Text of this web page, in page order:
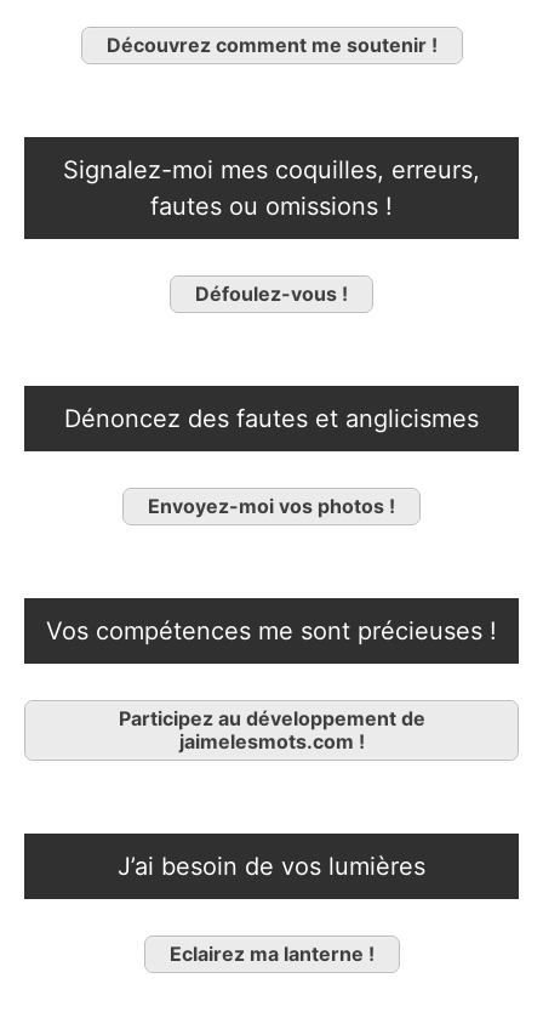
Découvrez comment me soutenir !
Signalez-moi mes coquilles, erreurs,
fautes ou omissions !
Défoulez-vous !
Dénoncez des fautes et anglicismes
Envoyez-moi vos photos !
Vos compétences me sont précieuses !
Participez au développement de
jaimelesmots.com !
J’ai besoin de vos lumières
Eclairez ma lanterne !